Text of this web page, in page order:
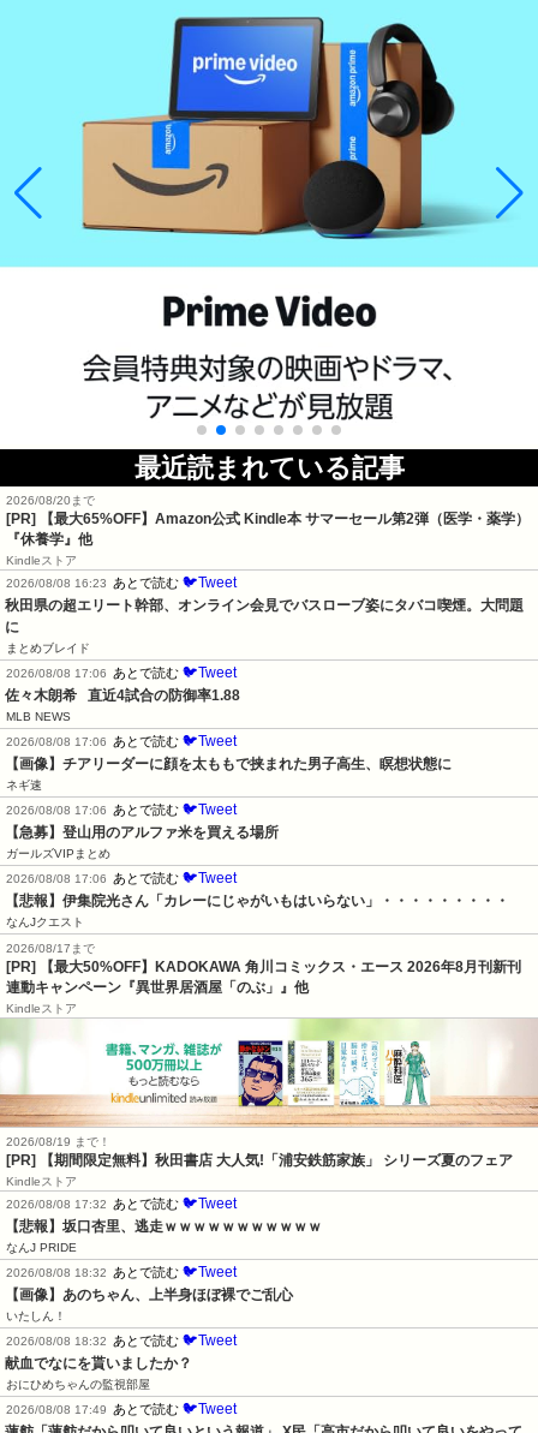
最近読まれている記事
2026/08/20まで
[PR]
【最大65%OFF】Amazon公式 Kindle本 サマーセール第2弾（医学・薬学）
『休養学』他
Kindleストア
2026/08/08 16:23
あとで読む 🐦Tweet
秋田県の超エリート幹部、オンライン会見でバスローブ姿にタバコ喫煙。大問題
に
まとめブレイド
2026/08/08 17:06
あとで読む 🐦Tweet
佐々木朗希   直近4試合の防御率1.88
MLB NEWS
2026/08/08 17:06
あとで読む 🐦Tweet
【画像】チアリーダーに顔を太ももで挟まれた男子高生、瞑想状態に
ネギ速
2026/08/08 17:06
あとで読む 🐦Tweet
【急募】登山用のアルファ米を買える場所
ガールズVIPまとめ
2026/08/08 17:06
あとで読む 🐦Tweet
【悲報】伊集院光さん「カレーにじゃがいもはいらない」・・・・・・・・・
なんJクエスト
2026/08/17まで
[PR] 【最大50%OFF】KADOKAWA 角川コミックス・エース 2026年8月刊新刊
連動キャンペーン『異世界居酒屋「のぶ」』他
Kindleストア
2026/08/19 まで！
[PR] 【期間限定無料】秋田書店 大人気!「浦安鉄筋家族」 シリーズ夏のフェア
Kindleストア
2026/08/08 17:32
あとで読む 🐦Tweet
【悲報】坂口杏里、逃走ｗｗｗｗｗｗｗｗｗｗｗ
なんJ PRIDE
2026/08/08 18:32
あとで読む 🐦Tweet
【画像】あのちゃん、上半身ほぼ裸でご乱心
いたしん！
2026/08/08 18:32
あとで読む 🐦Tweet
献血でなにを貰いましたか？
おにひめちゃんの監視部屋
2026/08/08 17:49
あとで読む 🐦Tweet